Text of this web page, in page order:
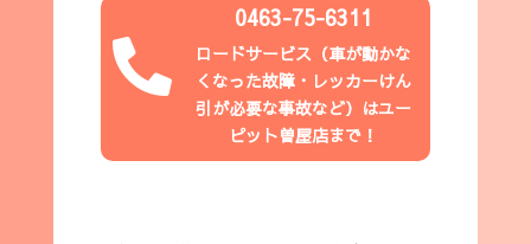

0463-75-6311
ロードサービス（車が動かな
くなった故障・レッカーけん
引が必要な事故など）はユー
ピット曽屋店まで！